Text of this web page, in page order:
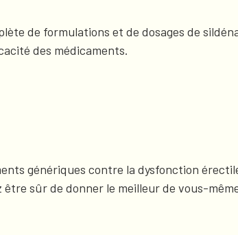
de formulations et de dosages de
des médicaments.
génériques contre la dysfonction
sûr de donner le meilleur de vous-